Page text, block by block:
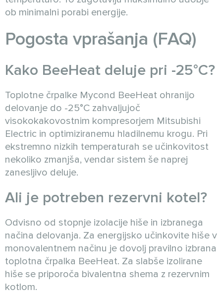
ob minimalni porabi energije.
Pogosta vprašanja (FAQ)
Kako BeeHeat deluje pri -25°C?
Toplotne črpalke Mycond BeeHeat ohranijo
delovanje do -25°C zahvaljujoč
visokokakovostnim kompresorjem Mitsubishi
Electric in optimiziranemu hladilnemu krogu. Pri
ekstremno nizkih temperaturah se učinkovitost
nekoliko zmanjša, vendar sistem še naprej
zanesljivo deluje.
Ali je potreben rezervni kotel?
Odvisno od stopnje izolacije hiše in izbranega
načina delovanja. Za energijsko učinkovite hiše v
monovalentnem načinu je dovolj pravilno izbrana
toplotna črpalka BeeHeat. Za slabše izolirane
hiše se priporoča bivalentna shema z rezervnim
kotlom.